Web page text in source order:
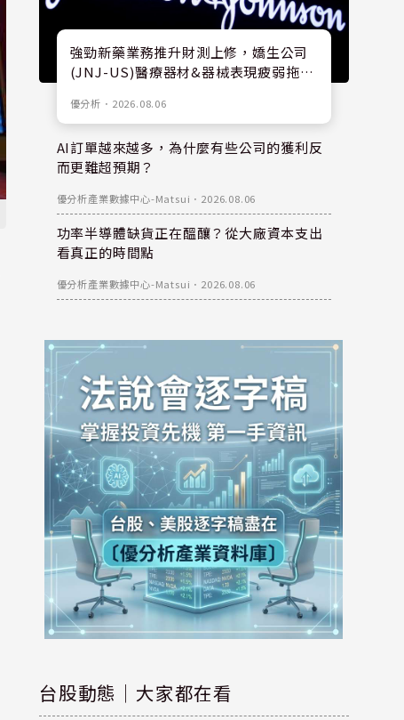
強勁新藥業務推升財測上修，嬌生公司
(JNJ-US)醫療器材&器械表現疲弱拖累
優分析 ． 2026.08.06
AI訂單越來越多，為什麼有些公司的獲利反
而更難超預期？
優分析產業數據中心-Matsui ． 2026.08.06
功率半導體缺貨正在醞釀？從大廠資本支出
看真正的時間點
優分析產業數據中心-Matsui ． 2026.08.06
台股動態｜大家都在看